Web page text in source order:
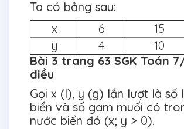
Ta có bảng sau:
x
6 15
y
4 10
Bài 3 trang 63 SGK Toán
diều
Gọi x (l), y (g) lần lượt là số
biển và số gam muối có
nước biển đó (x; y > 0).